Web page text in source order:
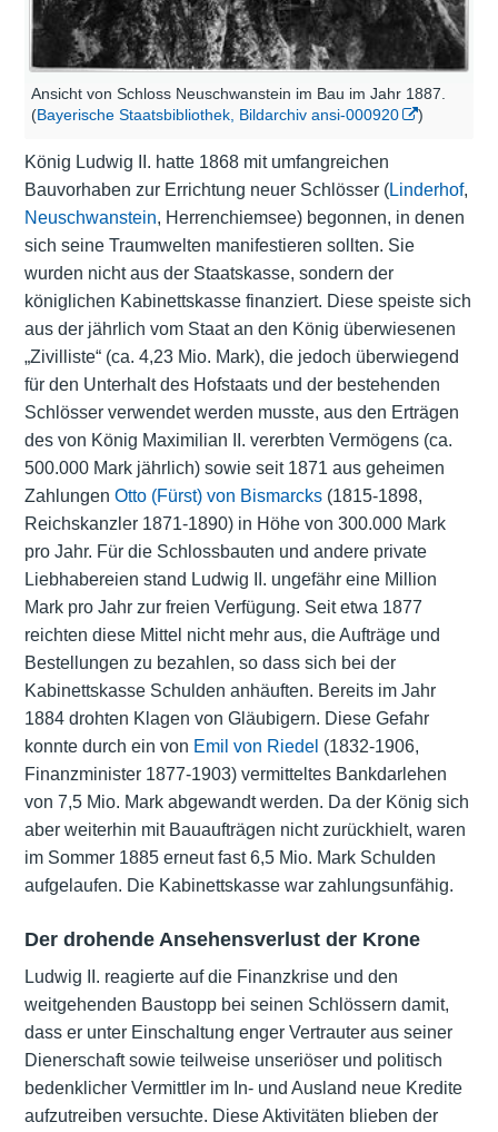
Ansicht von Schloss Neuschwanstein im Bau im Jahr 1887.
(Bayerische Staatsbibliothek, Bildarchiv ansi-000920 )
König Ludwig II. hatte 1868 mit umfangreichen
Bauvorhaben zur Errichtung neuer Schlösser (Linderhof,
Neuschwanstein, Herrenchiemsee) begonnen, in denen
sich seine Traumwelten manifestieren sollten. Sie
wurden nicht aus der Staatskasse, sondern der
königlichen Kabinettskasse finanziert. Diese speiste sich
aus der jährlich vom Staat an den König überwiesenen
„Zivilliste“ (ca. 4,23 Mio. Mark), die jedoch überwiegend
für den Unterhalt des Hofstaats und der bestehenden
Schlösser verwendet werden musste, aus den Erträgen
des von König Maximilian II. vererbten Vermögens (ca.
500.000 Mark jährlich) sowie seit 1871 aus geheimen
Zahlungen Otto (Fürst) von Bismarcks(1815-1898,
Reichskanzler 1871-1890) in Höhe von 300.000 Mark
pro Jahr. Für die Schlossbauten und andere private
Liebhabereien stand Ludwig II. ungefähr eine Million
Mark pro Jahr zur freien Verfügung. Seit etwa 1877
reichten diese Mittel nicht mehr aus, die Aufträge und
Bestellungen zu bezahlen, so dass sich bei der
Kabinettskasse Schulden anhäuften. Bereits im Jahr
1884 drohten Klagen von Gläubigern. Diese Gefahr
konnte durch ein von Emil von Riedel (1832-1906,
Finanzminister 1877-1903) vermitteltes Bankdarlehen
von 7,5 Mio. Mark abgewandt werden. Da der König sich
aber weiterhin mit Bauaufträgen nicht zurückhielt, waren
im Sommer 1885 erneut fast 6,5 Mio. Mark Schulden
aufgelaufen. Die Kabinettskasse war zahlungsunfähig.
Der drohende Ansehensverlust der Krone
Ludwig II. reagierte auf die Finanzkrise und den
weitgehenden Baustopp bei seinen Schlössern damit,
dass er unter Einschaltung enger Vertrauter aus seiner
Dienerschaft sowie teilweise unseriöser und politisch
bedenklicher Vermittler im In- und Ausland neue Kredite
aufzutreiben versuchte. Diese Aktivitäten blieben der